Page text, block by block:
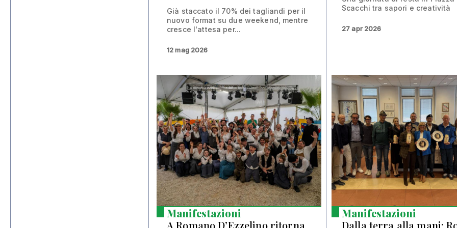
Già staccato il 70% dei tagliandi per il
nuovo format su due weekend, mentre
cresce l'attesa per...
12 mag 2026
Scacchi tra sapori e creatività
27 apr 2026
Manifestazioni
Manifestazioni